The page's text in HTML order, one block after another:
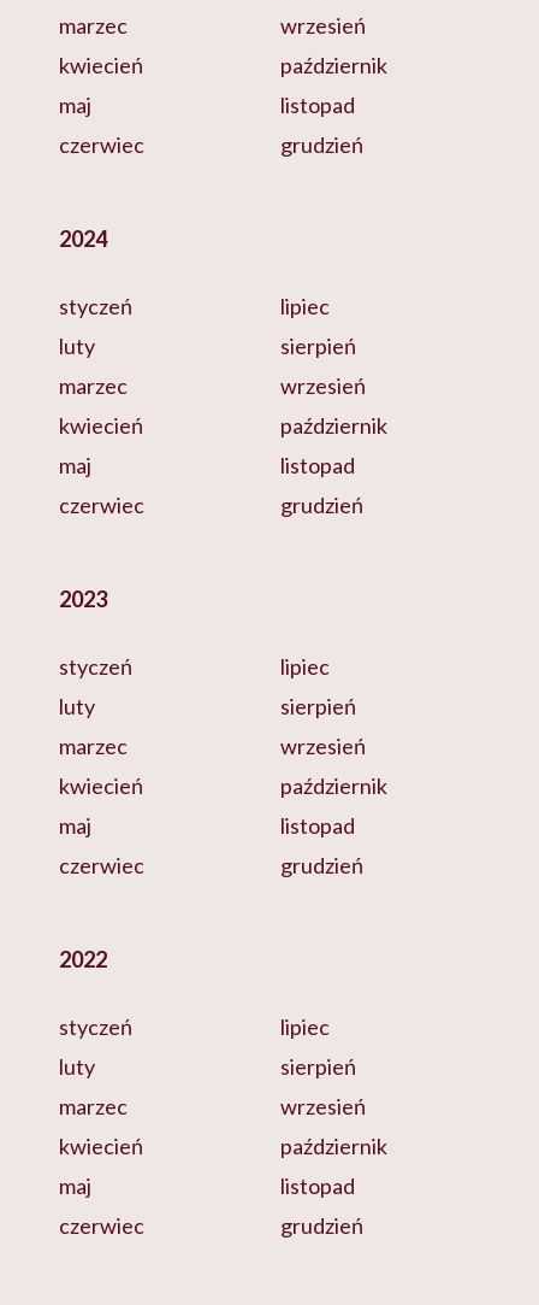
marzec
kwiecień
maj
czerwiec
wrzesień
październik
listopad
grudzień
2024
styczeń
luty
marzec
kwiecień
maj
czerwiec
lipiec
sierpień
wrzesień
październik
listopad
grudzień
2023
styczeń
luty
marzec
kwiecień
maj
czerwiec
lipiec
sierpień
wrzesień
październik
listopad
grudzień
2022
styczeń
luty
marzec
kwiecień
maj
czerwiec
lipiec
sierpień
wrzesień
październik
listopad
grudzień